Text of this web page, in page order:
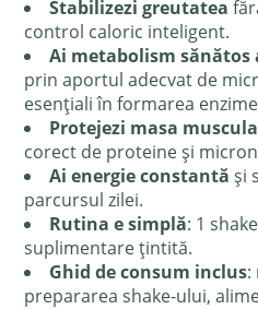
Stabilizezi greutatea
control caloric inteligent.
Ai metabolism
prin aportul adecvat de
esențiali în formarea
Protejezi masa
corect de proteine și
Ai energie constantă și
parcursul zilei.
Rutina e simplă: 1
suplimentare țintită.
Ghid de consum inclus:
prepararea shake-ului,